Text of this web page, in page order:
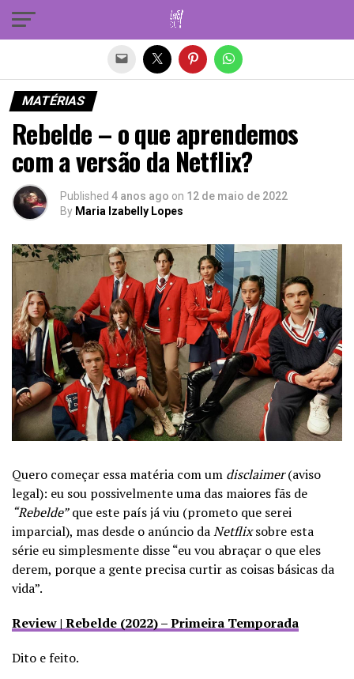
MATÉRIAS
Rebelde – o que aprendemos
com a versão da Netflix?
Published 4 anos ago on 12 de maio de 2022
By Maria Izabelly Lopes
Quero começar essa matéria com um disclaimer(aviso
legal): eu sou possivelmente uma das maiores fãs de
“Rebelde”que este país já viu (prometo que serei
imparcial), mas desde o anúncio daNetflixsobre esta
série eu simplesmente disse “eu vou abraçar o que eles
derem, porque a gente precisa curtir as coisas básicas da
vida”.
Review | Rebelde (2022) – Primeira Temporada
Dito e feito.
Sair da versão mobile